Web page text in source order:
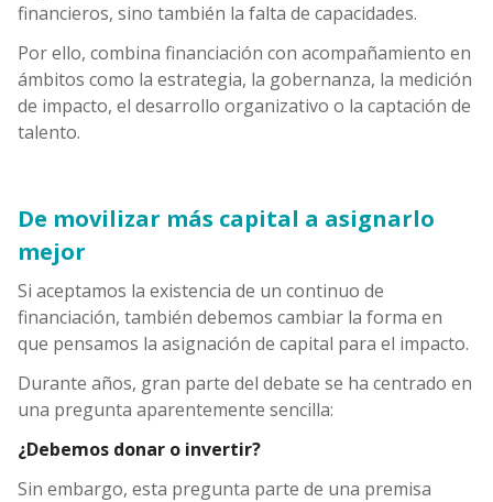
financieros, sino también la falta de capacidades.
Por ello, combina financiación con acompañamiento en
ámbitos como la estrategia, la gobernanza, la medición
de impacto, el desarrollo organizativo o la captación de
talento.
De movilizar más capital a asignarlo
mejor
Si aceptamos la existencia de un continuo de
financiación, también debemos cambiar la forma en
que pensamos la asignación de capital para el impacto.
Durante años, gran parte del debate se ha centrado en
una pregunta aparentemente sencilla:
¿Debemos donar o invertir?
Sin embargo, esta pregunta parte de una premisa